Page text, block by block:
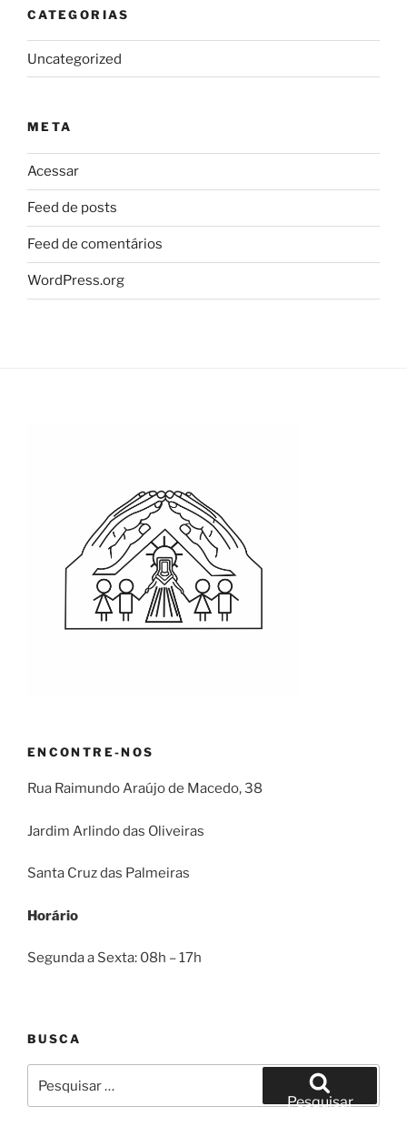
CATEGORIAS
Uncategorized
META
Acessar
Feed de posts
Feed de comentários
WordPress.org
ENCONTRE-NOS
Rua Raimundo Araújo de Macedo, 38
Jardim Arlindo das Oliveiras
Santa Cruz das Palmeiras
Horário
Segunda a Sexta: 08h – 17h
BUSCA
por:
Pesquisar